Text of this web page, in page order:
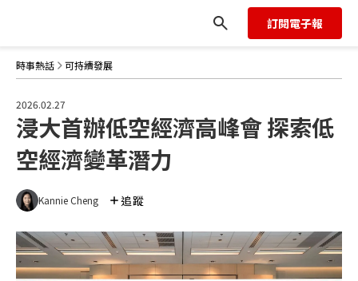
訂閱電子報
時事熱話 可持續發展
2026.02.27
浸大首辦低空經濟高峰會 探索低
空經濟變革潛力
Kannie Cheng 追蹤